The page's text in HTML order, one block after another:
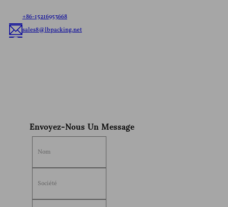
+86-15216953668
sales8@lbpacking.net
Envoyez-Nous Un Message